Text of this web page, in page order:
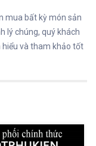
mua bất kỳ món sản
lý chúng, quý khách
hiểu và tham khảo tốt